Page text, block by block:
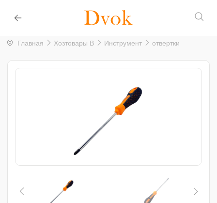
Главная Хозтовары B Инструмент отвертки